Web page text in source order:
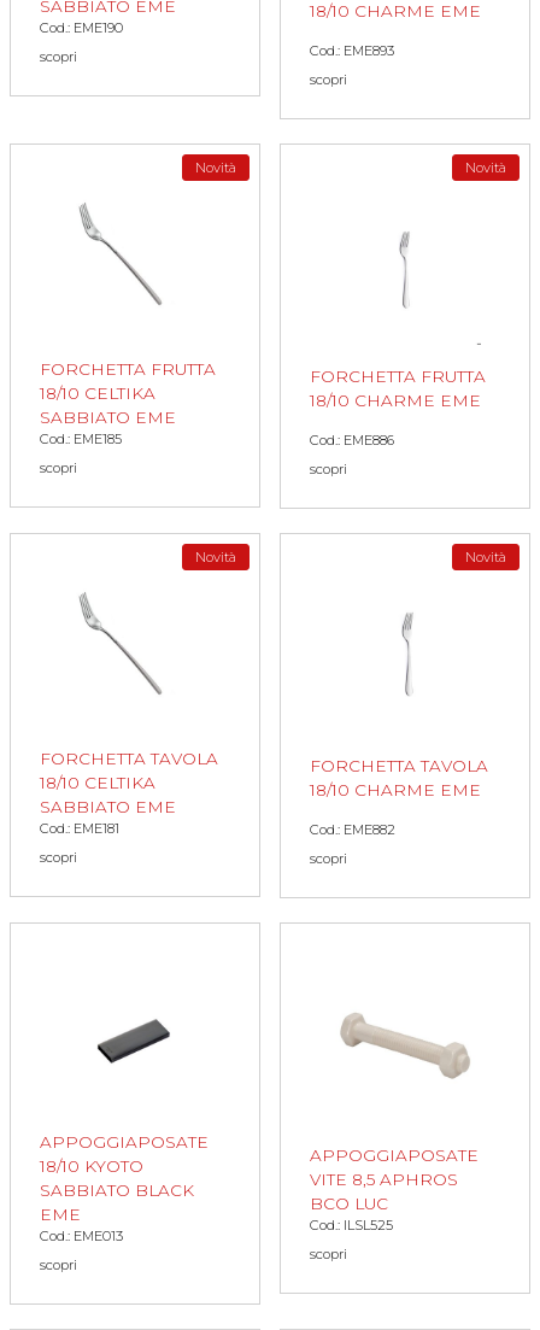
SABBIATO EME
Cod.: EME190
scopri
18/10 CHARME EME
Cod.: EME893
scopri
Novità
FORCHETTA FRUTTA
18/10 CELTIKA
SABBIATO EME
Cod.: EME185
scopri
Novità
FORCHETTA FRUTTA
18/10 CHARME EME
Cod.: EME886
scopri
Novità
FORCHETTA TAVOLA
18/10 CELTIKA
SABBIATO EME
Cod.: EME181
scopri
Novità
FORCHETTA TAVOLA
18/10 CHARME EME
Cod.: EME882
scopri
APPOGGIAPOSATE
18/10 KYOTO
SABBIATO BLACK
EME
Cod.: EME013
scopri
APPOGGIAPOSATE
VITE 8,5 APHROS
BCO LUC
Cod.: ILSL525
scopri